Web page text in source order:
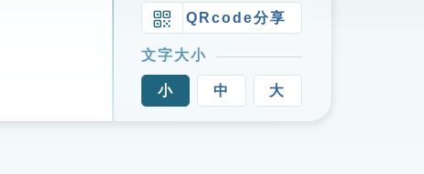
QRcode分享
文字大小
小 中 大